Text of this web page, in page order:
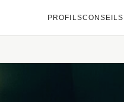
PROFILSCONSEILS